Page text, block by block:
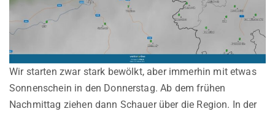
Wir starten zwar stark bewölkt, aber immerhin mit etwas
Sonnenschein in den Donnerstag. Ab dem frühen
Nachmittag ziehen dann Schauer über die Region. In der